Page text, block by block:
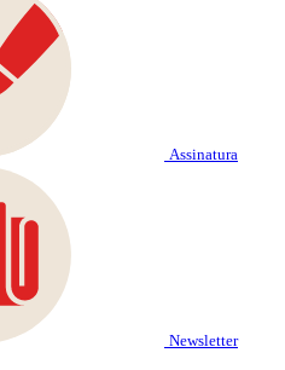
Assinatura
Newsletter